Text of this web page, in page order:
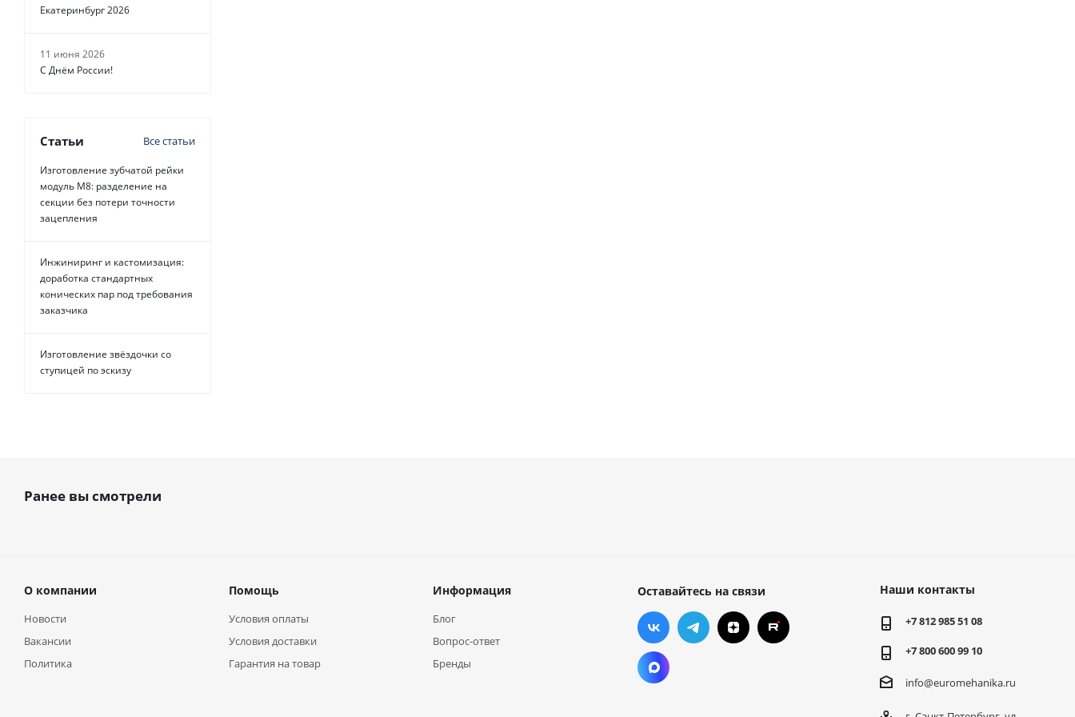
Екатеринбург 2026
11 июня 2026
С Днём России!
Статьи Все статьи
Изготовление зубчатой рейки
модуль М8: разделение на
секции без потери точности
зацепления
Инжиниринг и кастомизация:
доработка стандартных
конических пар под требования
заказчика
Изготовление звёздочки со
ступицей по эскизу
Ранее вы смотрели
О компании
Новости
Вакансии
Политика
Помощь
Условия оплаты
Условия доставки
Гарантия на товар
Информация
Блог
Вопрос-ответ
Бренды
Оставайтесь на связи Наши контакты
+7 812 985 51 08
+7 800 600 99 10
info@euromehanika.ru